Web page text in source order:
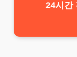
24시간